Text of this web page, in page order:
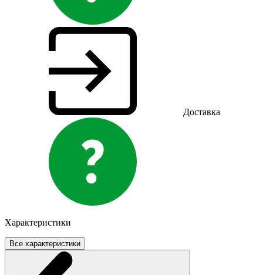
Доставка
Характеристики
Все характеристики